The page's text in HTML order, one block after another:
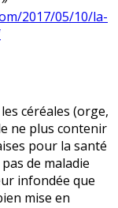
2017/05/10/la-
céréales (orge,
ne plus contenir
pour la santé
de maladie
infondée que
mise en